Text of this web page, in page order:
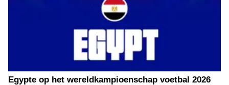
Egypte op het wereldkampioenschap voetbal 2026